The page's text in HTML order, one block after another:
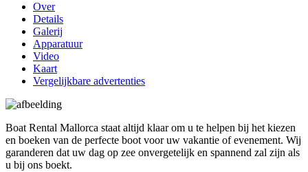
Over
Details
Galerij
Apparatuur
Video
Kaart
Vergelijkbare advertenties
Boat Rental Mallorca staat altijd klaar om u te helpen bij het kiezen
en boeken van de perfecte boot voor uw vakantie of evenement. Wij
garanderen dat uw dag op zee onvergetelijk en spannend zal zijn als
u bij ons boekt.